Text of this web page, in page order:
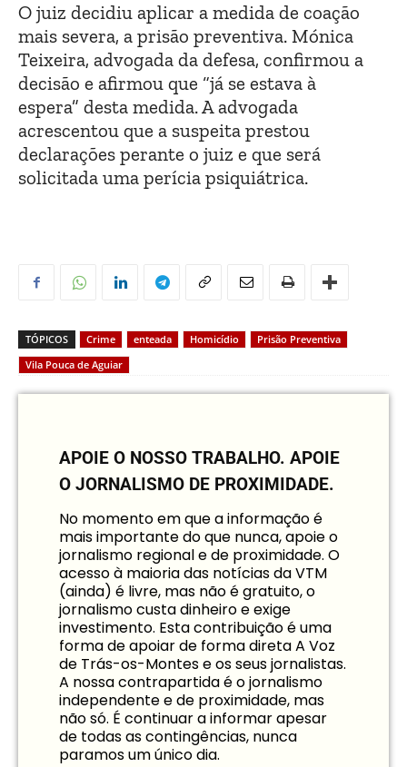
O juiz decidiu aplicar a medida de coação
mais severa, a prisão preventiva. Mónica
Teixeira, advogada da defesa, confirmou a
decisão e afirmou que “já se estava à
espera” desta medida. A advogada
acrescentou que a suspeita prestou
declarações perante o juiz e que será
solicitada uma perícia psiquiátrica.
TÓPICOS Crime enteada Homicídio
Prisão Preventiva
Vila Pouca de Aguiar
APOIE O NOSSO TRABALHO. APOIE
O JORNALISMO DE PROXIMIDADE.
No momento em que a informação é
mais importante do que nunca, apoie o
jornalismo regional e de proximidade. O
acesso à maioria das notícias da VTM
(ainda) é livre, mas não é gratuito, o
jornalismo custa dinheiro e exige
investimento. Esta contribuição é uma
forma de apoiar de forma direta A Voz
de Trás-os-Montes e os seus jornalistas.
A nossa contrapartida é o jornalismo
independente e de proximidade, mas
não só. É continuar a informar apesar
de todas as contingências, nunca
paramos um único dia.